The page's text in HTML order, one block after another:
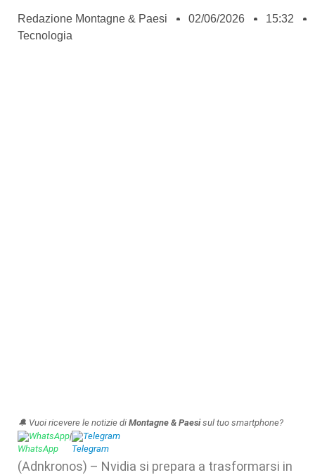
Redazione Montagne & Paesi 02/06/2026
15:32
Tecnologia
🔔 Vuoi ricevere le notizie di Montagne & Paesisul tuo smartphone?
WhatsApp| Telegram
(Adnkronos) – Nvidia si prepara a trasformarsi in